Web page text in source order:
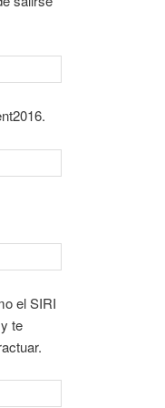
el SIRI
te